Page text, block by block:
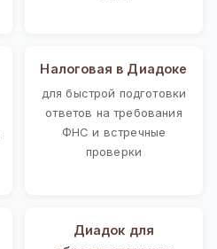
Налоговая в Диадоке
для быстрой подготовки
ответов на требования
ФНС и встречные
проверки
Диадок для